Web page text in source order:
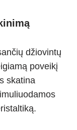
džiovintų
poveikį
skatina